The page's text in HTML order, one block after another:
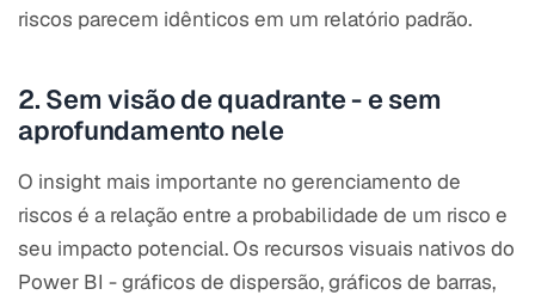
riscos parecem idênticos em um relatório padrão.
2. Sem visão de quadrante - e sem
aprofundamento nele
O insight mais importante no gerenciamento de
riscos é a relação entre a probabilidade de um risco e
seu impacto potencial. Os recursos visuais nativos do
Power BI - gráficos de dispersão, gráficos de barras,